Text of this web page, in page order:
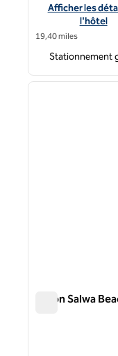
Afficher les
Afficher les
l'hôtel
19,40 miles
Stationnement
1 sur 12
Hilton Salwa